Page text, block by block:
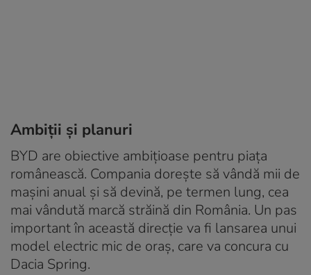
Ambiții și planuri
BYD are obiective ambițioase pentru piața
românească. Compania dorește să vândă mii de
mașini anual și să devină, pe termen lung, cea
mai vândută marcă străină din România. Un pas
important în această direcție va fi lansarea unui
model electric mic de oraș, care va concura cu
Dacia Spring.